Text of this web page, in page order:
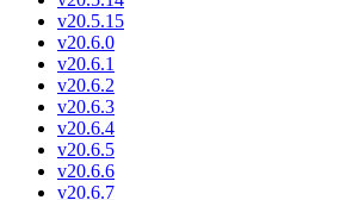
v20.5.15
v20.6.0
v20.6.1
v20.6.2
v20.6.3
v20.6.4
v20.6.5
v20.6.6
v20.6.7